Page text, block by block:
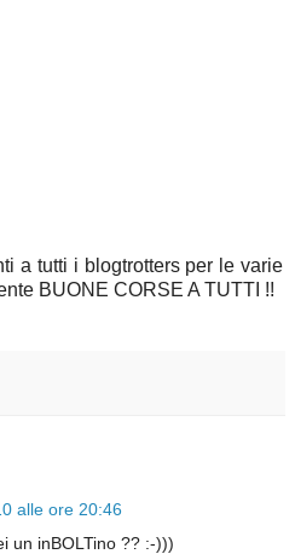
a tutti i blogtrotters per le varie
BUONE CORSE A TUTTI !!
alle ore 20:46
un inBOLTino ?? :-)))